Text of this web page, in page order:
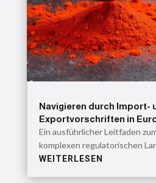
Navigieren durch Import-
Exportvorschriften in
Ein ausführlicher Leitfaden
komplexen regulatorischen
WEITERLESEN